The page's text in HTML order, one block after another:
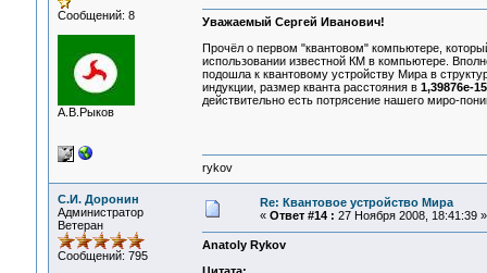
Сообщений: 8
А.В.Рыков
Уважаемый Сергей Иванович!
Прочёл о первом "квантовом" компьютере,
использовании известной КМ в компьютере.
подошла к квантовому устройству Мира в
индукции, размер кванта расстояния в 1,39876е-
действительно есть потрясение нашего миро-
rykov
С.И. Доронин
Администратор
Ветеран
Сообщений: 795
Re: Квантовое устройство Мира
« Ответ #14 : 27 Ноября 2008, 18:41:39 »
Anatoly Rykov